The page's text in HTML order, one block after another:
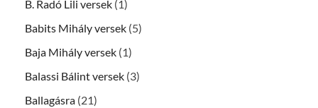
B. Radó Lili versek (1)
Babits Mihály versek (5)
Baja Mihály versek (1)
Balassi Bálint versek (3)
Ballagásra (21)